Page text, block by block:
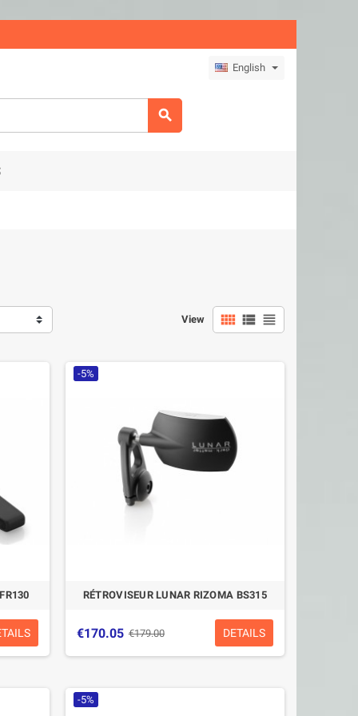
English

View   
-5%
RÉTROVISEUR LUNAR RIZOMA BS315
€170.05 €179.00 DETAILS
-5%